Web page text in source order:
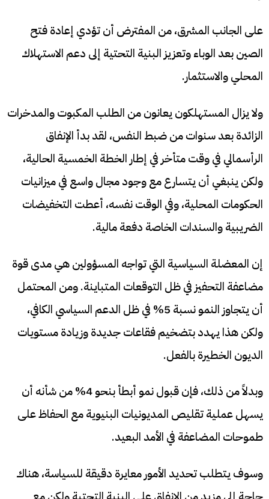
على الجانب المشرق، من المفترض أن تؤدي إعادة فتح
الصين بعد الوباء وتعزيز البنية التحتية إلى دعم الاستهلاك
المحلي والاستثمار.
ولا يزال المستهلكون يعانون من الطلب المكبوت والمدخرات
الزائدة بعد سنوات من ضبط النفس، لقد بدأ الإنفاق
الرأسمالي في وقت متأخر في إطار الخطة الخمسية الحالية،
ولكن ينبغي أن يتسارع مع وجود مجال واسع في ميزانيات
الحكومات المحلية، وفي الوقت نفسه، أعطت التخفيضات
الضريبية والسندات الخاصة دفعة مالية.
إن المعضلة السياسية التي تواجه المسؤولين هي مدى قوة
مضاعفة التحفيز في ظل التوقعات المتباينة. ومن المحتمل
أن يتجاوز النمو نسبة 5% في ظل الدعم السياسي الكافي،
ولكن هذا يهدد بتضخيم فقاعات جديدة وزيادة مستويات
الديون الخطيرة بالفعل.
وبدلاً من ذلك، فإن قبول نمو أبطأ بنحو 4% من شأنه أن
يسهل عملية تقليص المديونيات البنيوية مع الحفاظ على
طموحات المضاعفة في الأمد البعيد.
وسوف يتطلب تحديد الأمور معايرة دقيقة للسياسة، هناك